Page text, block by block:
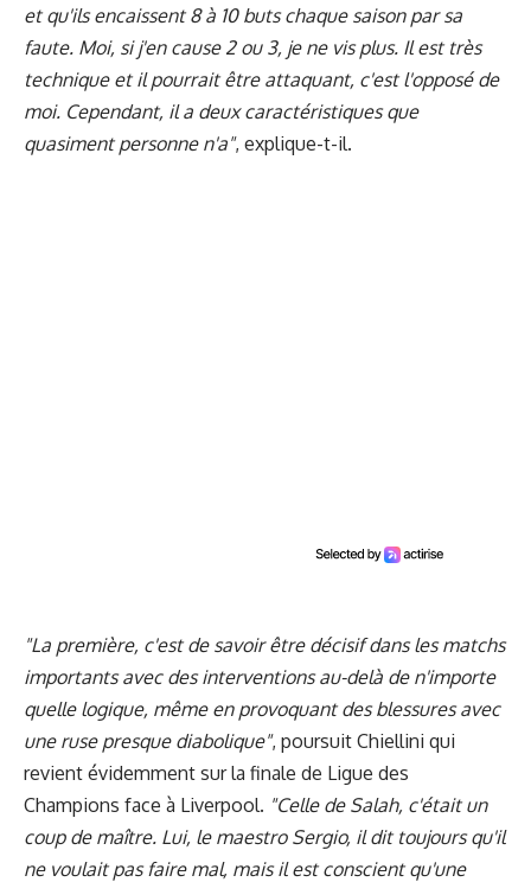
et qu'ils encaissent 8 à 10 buts chaque saison par sa
faute. Moi, si j'en cause 2 ou 3, je ne vis plus. Il est très
technique et il pourrait être attaquant, c'est l'opposé de
moi. Cependant, il a deux caractéristiques que
quasiment personne n'a", explique-t-il.
"La première, c'est de savoir être décisif dans les matchs
importants avec des interventions au-delà de n'importe
quelle logique, même en provoquant des blessures avec
une ruse presque diabolique", poursuit Chiellini qui
revient évidemment sur la finale de Ligue des
Champions face à Liverpool. "Celle de Salah, c'était un
coup de maître. Lui, le maestro Sergio, il dit toujours qu'il
ne voulait pas faire mal, mais il est conscient qu'une